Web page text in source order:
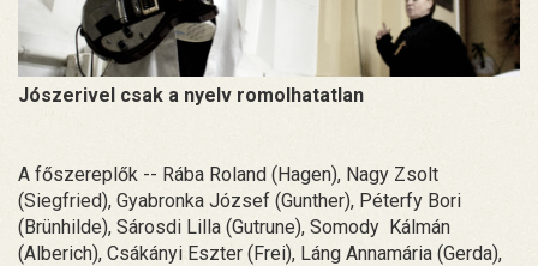
Jószerivel csak a nyelv romolhatatlan
A főszereplők -- Rába Roland (Hagen), Nagy Zsolt
(Siegfried), Gyabronka József (Gunther), Péterfy Bori
(Brünhilde), Sárosdi Lilla (Gutrune), Somody Kálmán
(Alberich), Csákányi Eszter (Frei), Láng Annamária (Gerda),